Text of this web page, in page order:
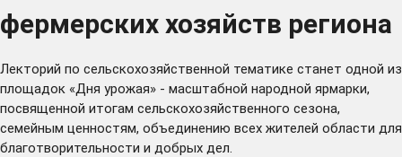
фермерских хозяйств региона
Лекторий по сельскохозяйственной тематике станет одной из
площадок «Дня урожая» - масштабной народной ярмарки,
посвященной итогам сельскохозяйственного сезона,
семейным ценностям, объединению всех жителей области для
благотворительности и добрых дел.